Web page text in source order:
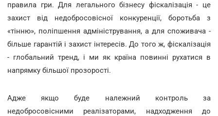
правила гри. Для легального бізнесу фіскалізація - це
захист від недобросовісної конкуренції, боротьба з
«тінню», поліпшення адміністрування, а для споживача -
більше гарантій і захист інтересів. До того ж, фіскалізація
- глобальний тренд, і ми як країна повинні рухатися в
напрямку більшої прозорості.
Адже якщо буде належний контроль за
недобросовісними реалізаторами, надходження до